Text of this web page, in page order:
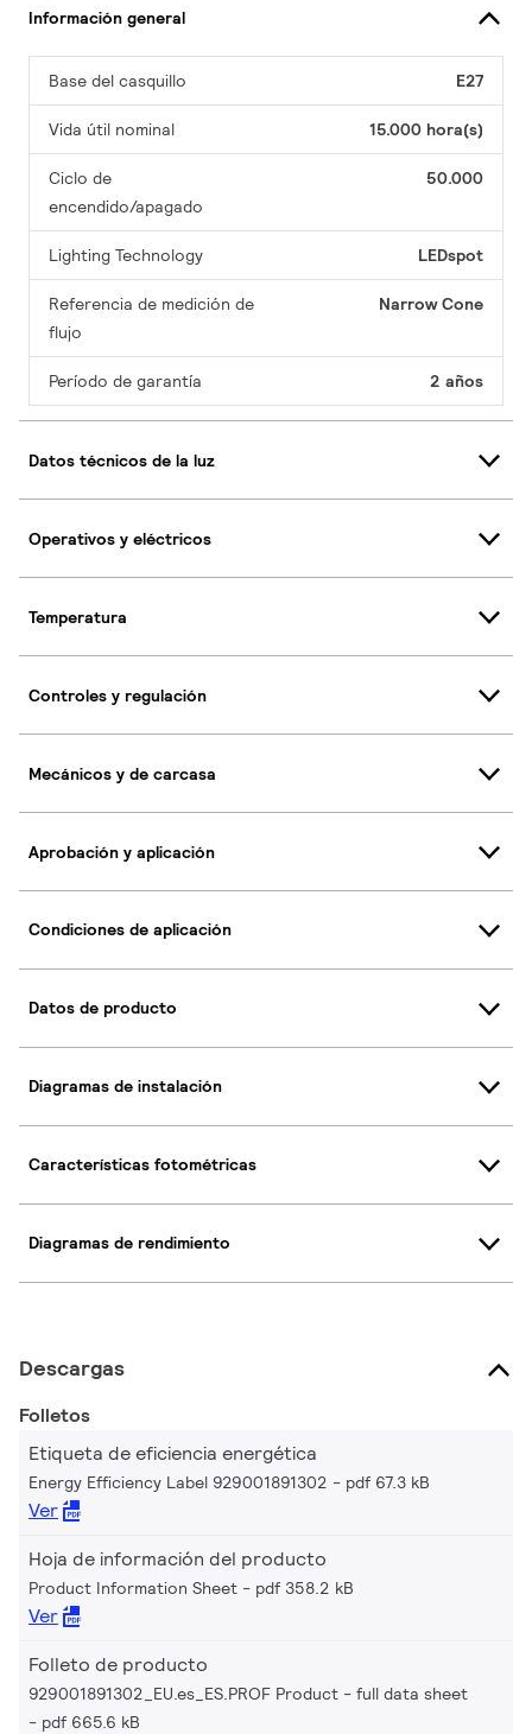
Información general
Base del casquillo E27
Vida útil nominal 15.000 hora(s)
Ciclo de
encendido/apagado
50.000
Lighting Technology LEDspot
Referencia de medición de
flujo
Narrow Cone
Período de garantía 2 años
Datos técnicos de la luz
Operativos y eléctricos
Temperatura
Controles y regulación
Mecánicos y de carcasa
Aprobación y aplicación
Condiciones de aplicación
Datos de producto
Diagramas de instalación
Características fotométricas
Diagramas de rendimiento
Descargas
Folletos
Etiqueta de eficiencia energética
Energy Efficiency Label 929001891302 pdf 67.3 kB
Ver
Hoja de información del producto
Product Information Sheet pdf 358.2 kB
Ver
Folleto de producto
929001891302_EU.es_ES.PROF Product - full data sheet
pdf 665.6 kB